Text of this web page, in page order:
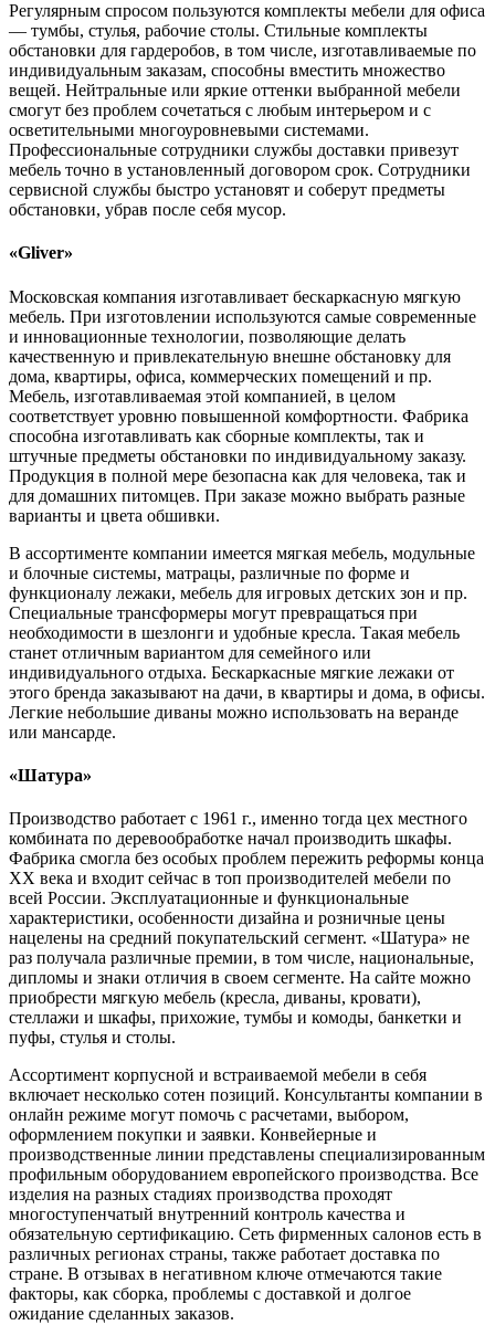
Регулярным спросом пользуются комплекты мебели для офиса
— тумбы, стулья, рабочие столы. Стильные комплекты
обстановки для гардеробов, в том числе, изготавливаемые по
индивидуальным заказам, способны вместить множество
вещей. Нейтральные или яркие оттенки выбранной мебели
смогут без проблем сочетаться с любым интерьером и с
осветительными многоуровневыми системами.
Профессиональные сотрудники службы доставки привезут
мебель точно в установленный договором срок. Сотрудники
сервисной службы быстро установят и соберут предметы
обстановки, убрав после себя мусор.
«Gliver»
Московская компания изготавливает бескаркасную мягкую
мебель. При изготовлении используются самые современные
и инновационные технологии, позволяющие делать
качественную и привлекательную внешне обстановку для
дома, квартиры, офиса, коммерческих помещений и пр.
Мебель, изготавливаемая этой компанией, в целом
соответствует уровню повышенной комфортности. Фабрика
способна изготавливать как сборные комплекты, так и
штучные предметы обстановки по индивидуальному заказу.
Продукция в полной мере безопасна как для человека, так и
для домашних питомцев. При заказе можно выбрать разные
варианты и цвета обшивки.
В ассортименте компании имеется мягкая мебель, модульные
и блочные системы, матрацы, различные по форме и
функционалу лежаки, мебель для игровых детских зон и пр.
Специальные трансформеры могут превращаться при
необходимости в шезлонги и удобные кресла. Такая мебель
станет отличным вариантом для семейного или
индивидуального отдыха. Бескаркасные мягкие лежаки от
этого бренда заказывают на дачи, в квартиры и дома, в офисы.
Легкие небольшие диваны можно использовать на веранде
или мансарде.
«Шатура»
Производство работает с 1961 г., именно тогда цех местного
комбината по деревообработке начал производить шкафы.
Фабрика смогла без особых проблем пережить реформы конца
XX века и входит сейчас в топ производителей мебели по
всей России. Эксплуатационные и функциональные
характеристики, особенности дизайна и розничные цены
нацелены на средний покупательский сегмент. «Шатура» не
раз получала различные премии, в том числе, национальные,
дипломы и знаки отличия в своем сегменте. На сайте можно
приобрести мягкую мебель (кресла, диваны, кровати),
стеллажи и шкафы, прихожие, тумбы и комоды, банкетки и
пуфы, стулья и столы.
Ассортимент корпусной и встраиваемой мебели в себя
включает несколько сотен позиций. Консультанты компании в
онлайн режиме могут помочь с расчетами, выбором,
оформлением покупки и заявки. Конвейерные и
производственные линии представлены специализированным
профильным оборудованием европейского производства. Все
изделия на разных стадиях производства проходят
многоступенчатый внутренний контроль качества и
обязательную сертификацию. Сеть фирменных салонов есть в
различных регионах страны, также работает доставка по
стране. В отзывах в негативном ключе отмечаются такие
факторы, как сборка, проблемы с доставкой и долгое
ожидание сделанных заказов.